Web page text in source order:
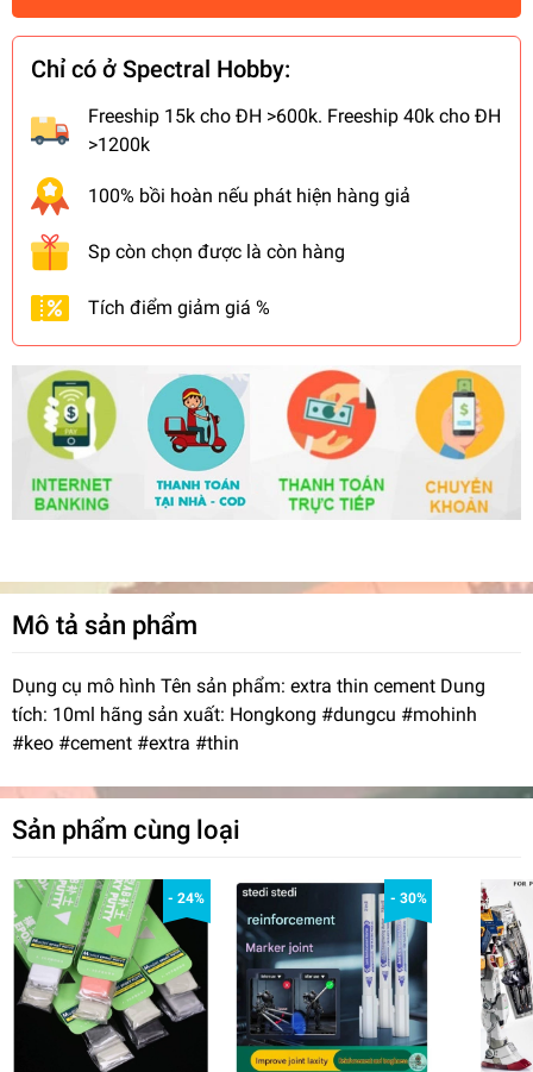
Chỉ có ở Spectral Hobby:
Freeship 15k cho ĐH >600k. Freeship 40k cho ĐH
>1200k
100% bồi hoàn nếu phát hiện hàng giả
Sp còn chọn được là còn hàng
Tích điểm giảm giá %
Mô tả sản phẩm
Dụng cụ mô hình Tên sản phẩm: extra thin cement Dung
tích: 10ml hãng sản xuất: Hongkong #dungcu #mohinh
#keo #cement #extra #thin
Sản phẩm cùng loại
- 24% - 30%